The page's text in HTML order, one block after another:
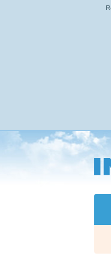
Přejít
na
hlavní
obsah